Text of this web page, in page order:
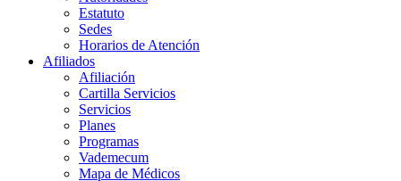
Estatuto
Sedes
Horarios de Atención
Afiliados
Afiliación
Cartilla Servicios
Servicios
Planes
Programas
Vademecum
Mapa de Médicos